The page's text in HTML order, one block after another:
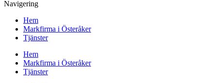
Navigering
Hem
Markfirma i Österåker
Tjänster
Hem
Markfirma i Österåker
Tjänster